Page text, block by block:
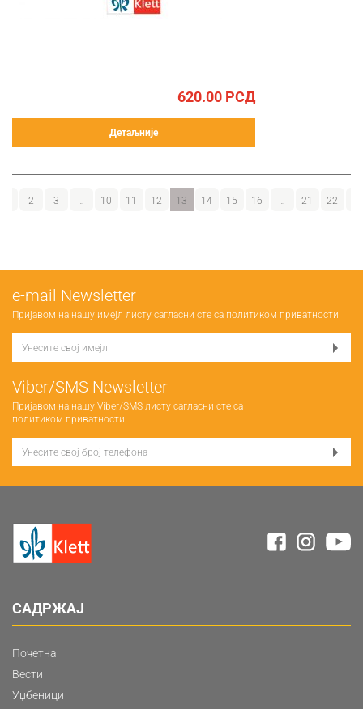
620.00 РСД
Детаљније
2 3 10 11 12 13 14 15 16 21 22
е-mail Newsletter
Пријавом на нашу имејл листу сагласни сте са политиком приватности
Viber/SMS Newsletter
Пријавом на нашу Viber/SMS листу сагласни сте са
политиком приватности
САДРЖАЈ
Почетна
Вести
Уџбеници